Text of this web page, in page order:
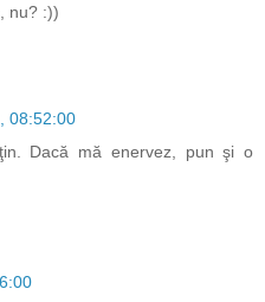
nu? :))
08:52:00
Dacă mă enervez, pun şi o